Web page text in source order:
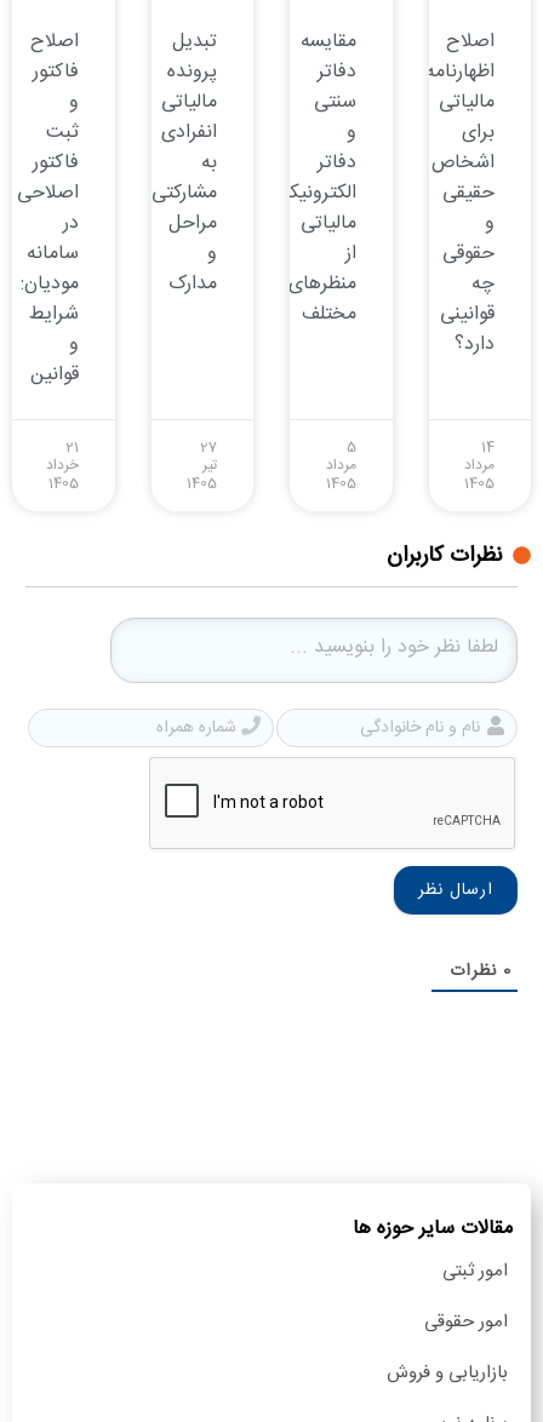
اصلاح
اظهارنامه
مالیاتی
برای
اشخاص
حقیقی
و
حقوقی
چه
قوانینی
دارد؟
14
مرداد
1405
مقایسه
دفاتر
سنتی
و
دفاتر
الکترونیکی
مالیاتی
از
منظرهای
مختلف
5
مرداد
1405
تبدیل
پرونده
مالیاتی
انفرادی
به
مشارکتی:
مراحل
و
مدارک
27
تیر
1405
اصلاح
فاکتور
و
ثبت
فاکتور
اصلاحی
در
سامانه
مودیان:
شرایط
و
قوانین
21
خرداد
1405
نظرات کاربران
نام
و
نام
0 نظرات
مقالات سایر حوزه ها
امور ثبتی
امور حقوقی
بازاریابی و فروش